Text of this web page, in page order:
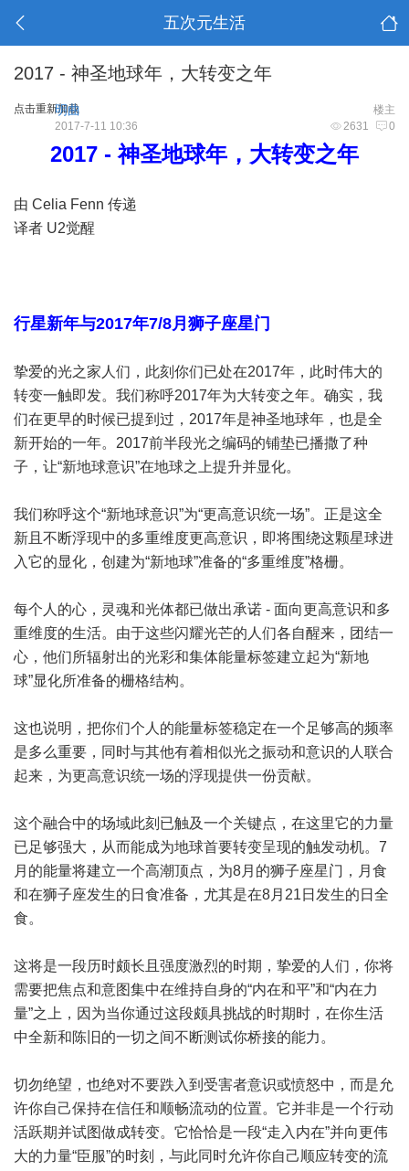
五次元生活
2017 - 神圣地球年，大转变之年
点击重新加载 楼主
明曲
2631 0
2017-7-11 10:36
2017 - 神圣地球年，大转变之年
由 Celia Fenn 传递
译者 U2觉醒
行星新年与2017年7/8月狮子座星门
挚爱的光之家人们，此刻你们已处在2017年，此时伟大的
转变一触即发。我们称呼2017年为大转变之年。确实，我
们在更早的时候已提到过，2017年是神圣地球年，也是全
新开始的一年。2017前半段光之编码的铺垫已播撒了种
子，让“新地球意识”在地球之上提升并显化。
我们称呼这个“新地球意识”为“更高意识统一场”。正是这全
新且不断浮现中的多重维度更高意识，即将围绕这颗星球进
入它的显化，创建为“新地球”准备的“多重维度”格栅。
每个人的心，灵魂和光体都已做出承诺 - 面向更高意识和多
重维度的生活。由于这些闪耀光芒的人们各自醒来，团结一
心，他们所辐射出的光彩和集体能量标签建立起为“新地
球”显化所准备的栅格结构。
这也说明，把你们个人的能量标签稳定在一个足够高的频率
是多么重要，同时与其他有着相似光之振动和意识的人联合
起来，为更高意识统一场的浮现提供一份贡献。
这个融合中的场域此刻已触及一个关键点，在这里它的力量
已足够强大，从而能成为地球首要转变呈现的触发动机。7
月的能量将建立一个高潮顶点，为8月的狮子座星门，月食
和在狮子座发生的日食准备，尤其是在8月21日发生的日全
食。
这将是一段历时颇长且强度激烈的时期，挚爱的人们，你将
需要把焦点和意图集中在维持自身的“内在和平”和“内在力
量”之上，因为当你通过这段颇具挑战的时期时，在你生活
中全新和陈旧的一切之间不断测试你桥接的能力。
切勿绝望，也绝对不要跌入到受害者意识或愤怒中，而是允
许你自己保持在信任和顺畅流动的位置。它并非是一个行动
活跃期并试图做成转变。它恰恰是一段“走入内在”并向更伟
大的力量“臣服”的时刻，与此同时允许你自己顺应转变的流